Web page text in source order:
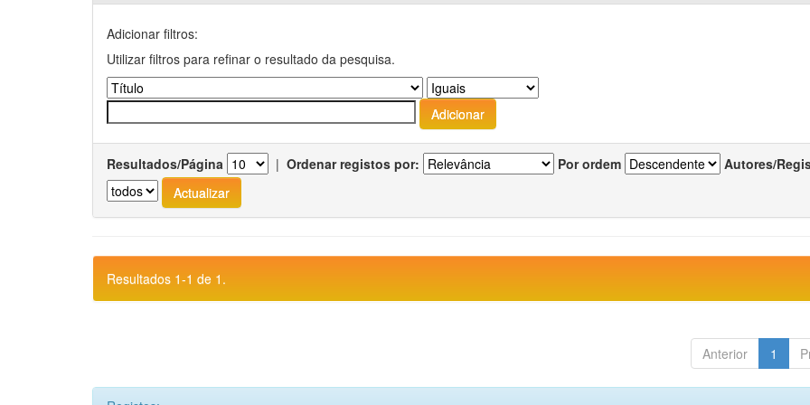
Adicionar filtros:
Utilizar filtros para refinar o resultado da pesquisa.
Resultados/Página | Ordenar registos por: Por ordem Autores/
Resultados 1-1 de 1.
Anterior 1